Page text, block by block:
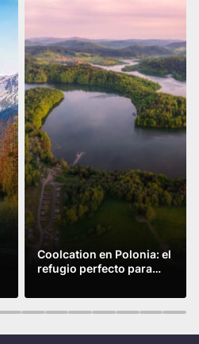
️Coolcation en Polonia: el
refugio perfecto para
refrescar cuerpo y
mente.
Leer más
7 8 9 10 11 12 13 14